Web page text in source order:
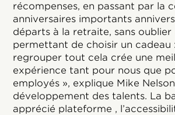
récompenses, en passant par la
anniversaires importants
départs à la retraite, sans oublier
permettant de choisir un cadeau
regrouper tout cela crée une
expérience tant pour nous que
employés », explique Mike
développement des talents. La
apprécié plateforme ,